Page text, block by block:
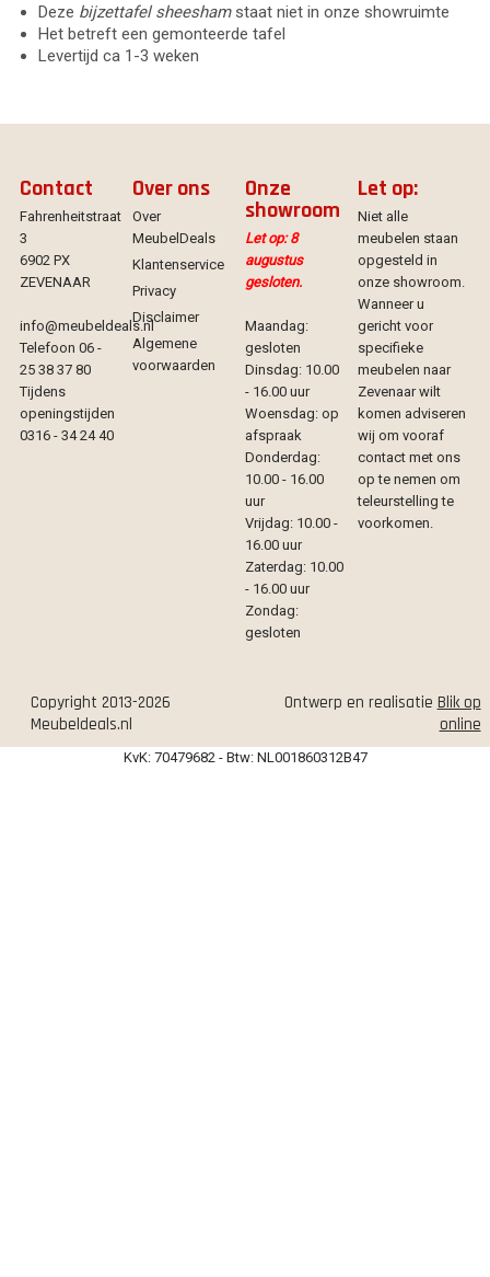
Deze bijzettafel sheeshamstaat niet in onze showruimte
Het betreft een gemonteerde tafel
Levertijd ca 1-3 weken
Contact
Fahrenheitstraat
3
6902 PX
ZEVENAAR
info@meubeldeals.nl
Telefoon 06 -
25 38 37 80
Tijdens
openingstijden
0316 - 34 24 40
Over ons
Over
MeubelDeals
Klantenservice
Privacy
Disclaimer
Algemene
voorwaarden
Onze
showroom
Let op: 8
augustus
gesloten.
Maandag:
gesloten
Dinsdag: 10.00
- 16.00 uur
Woensdag: op
afspraak
Donderdag:
10.00 - 16.00
uur
Vrijdag: 10.00 -
16.00 uur
Zaterdag: 10.00
- 16.00 uur
Zondag:
gesloten
Let op:
Niet alle
meubelen staan
opgesteld in
onze showroom.
Wanneer u
gericht voor
specifieke
meubelen naar
Zevenaar wilt
komen adviseren
wij om vooraf
contact met ons
op te nemen om
teleurstelling te
voorkomen.
Copyright 2013-2026
Meubeldeals.nl
Ontwerp en realisatie Blik op
online
KvK: 70479682 - Btw: NL001860312B47